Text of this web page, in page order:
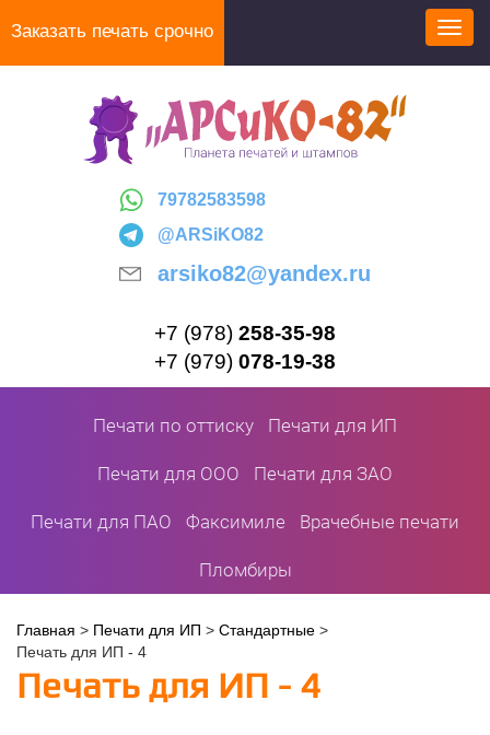
Заказать печать срочно
79782583598
@ARSiKO82
arsiko82@yandex.ru
+7 (978) 258-35-98
+7 (979) 078-19-38
Печати по оттиску Печати для ИП
Печати для ООО Печати для ЗАО
Печати для ПАО Факсимиле Врачебные печати
Пломбиры
Вы
здесь
Главная > Печати для ИП > Стандартные >
Печать для ИП - 4
Печать для ИП - 4